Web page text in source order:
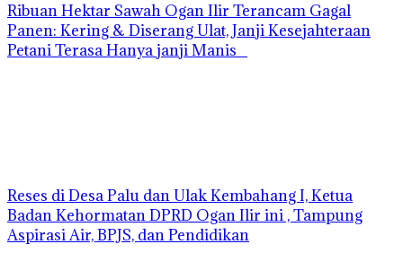
Ribuan Hektar Sawah Ogan Ilir Terancam Gagal
Panen: Kering & Diserang Ulat, Janji Kesejahteraan
Petani Terasa Hanya janji Manis
Reses di Desa Palu dan Ulak Kembahang I, Ketua
Badan Kehormatan DPRD Ogan Ilir ini , Tampung
Aspirasi Air, BPJS, dan Pendidikan